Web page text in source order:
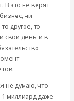
В это не верят
ни
другое, то
свои деньги в
Я не думаю, что
1 миллиард даже